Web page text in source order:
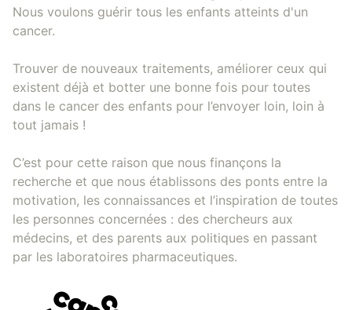
Nous voulons guérir tous les enfants atteints d'un
cancer.
Trouver de nouveaux traitements, améliorer ceux qui
existent déjà et botter une bonne fois pour toutes
dans le cancer des enfants pour l’envoyer loin, loin à
tout jamais !
C’est pour cette raison que nous finançons la
recherche et que nous établissons des ponts entre la
motivation, les connaissances et l’inspiration de toutes
les personnes concernées : des chercheurs aux
médecins, et des parents aux politiques en passant
par les laboratoires pharmaceutiques.